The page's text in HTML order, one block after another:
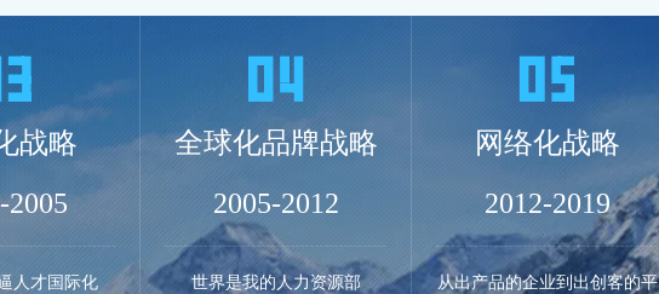
战略
2005
人才国际化
全球化品牌战略
2005-2012
世界是我的人力资源部
网络化战略
2012-2019
从出产品的企业到出创客的平